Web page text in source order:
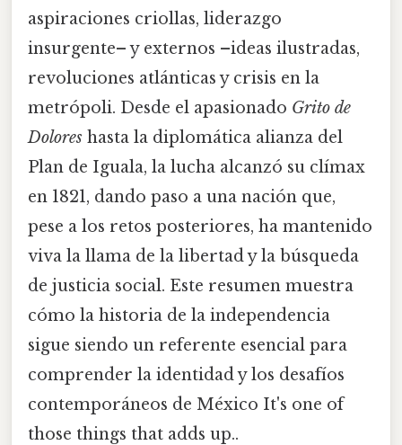
aspiraciones criollas, liderazgo
insurgente– y externos –ideas ilustradas,
revoluciones atlánticas y crisis en la
metrópoli. Desde el apasionado Grito de
Dolores hasta la diplomática alianza del
Plan de Iguala, la lucha alcanzó su clímax
en 1821, dando paso a una nación que,
pese a los retos posteriores, ha mantenido
viva la llama de la libertad y la búsqueda
de justicia social. Este resumen muestra
cómo la historia de la independencia
sigue siendo un referente esencial para
comprender la identidad y los desafíos
contemporáneos de México It's one of
those things that adds up..